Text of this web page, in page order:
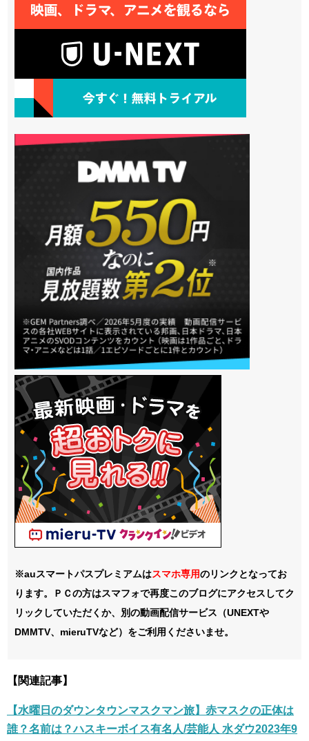
※auスマートパスプレミアムはスマホ専用のリンクとなってお
ります。ＰＣの方はスマフォで再度このブログにアクセスしてク
リックしていただくか、別の動画配信サービス（UNEXTや
DMMTV、mieruTVなど）をご利用くださいませ。
【関連記事】
【水曜日のダウンタウンマスクマン旅】赤マスクの正体は
誰？名前は？ハスキーボイス有名人/芸能人 水ダウ2023年9